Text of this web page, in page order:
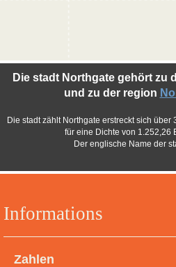
Informations
Zahlen
Die stadt Northgate gehört zu
und zu der region
Die stadt zählt Northgate erstreckt sich über
für eine Dichte von 1.252,26
Der englische Name der